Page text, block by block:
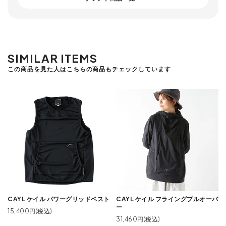
SIMILAR ITEMS
この商品を見た人はこちらの商品もチェックしています
CAYL ケイル パワーグリッドベスト
15,400円(税込)
CAYL ケイル フライングプルオーバ
ー
31,460円(税込)